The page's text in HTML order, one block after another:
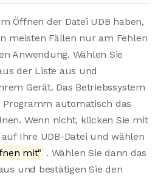
Öffnen der Datei UDB haben,
meisten Fällen nur am Fehlen
Anwendung. Wählen Sie
der Liste aus und
Gerät. Das Betriebssystem
automatisch das
Wenn nicht, klicken Sie mit
Ihre UDB-Datei und wählen
mit" . Wählen Sie dann das
und bestätigen Sie den